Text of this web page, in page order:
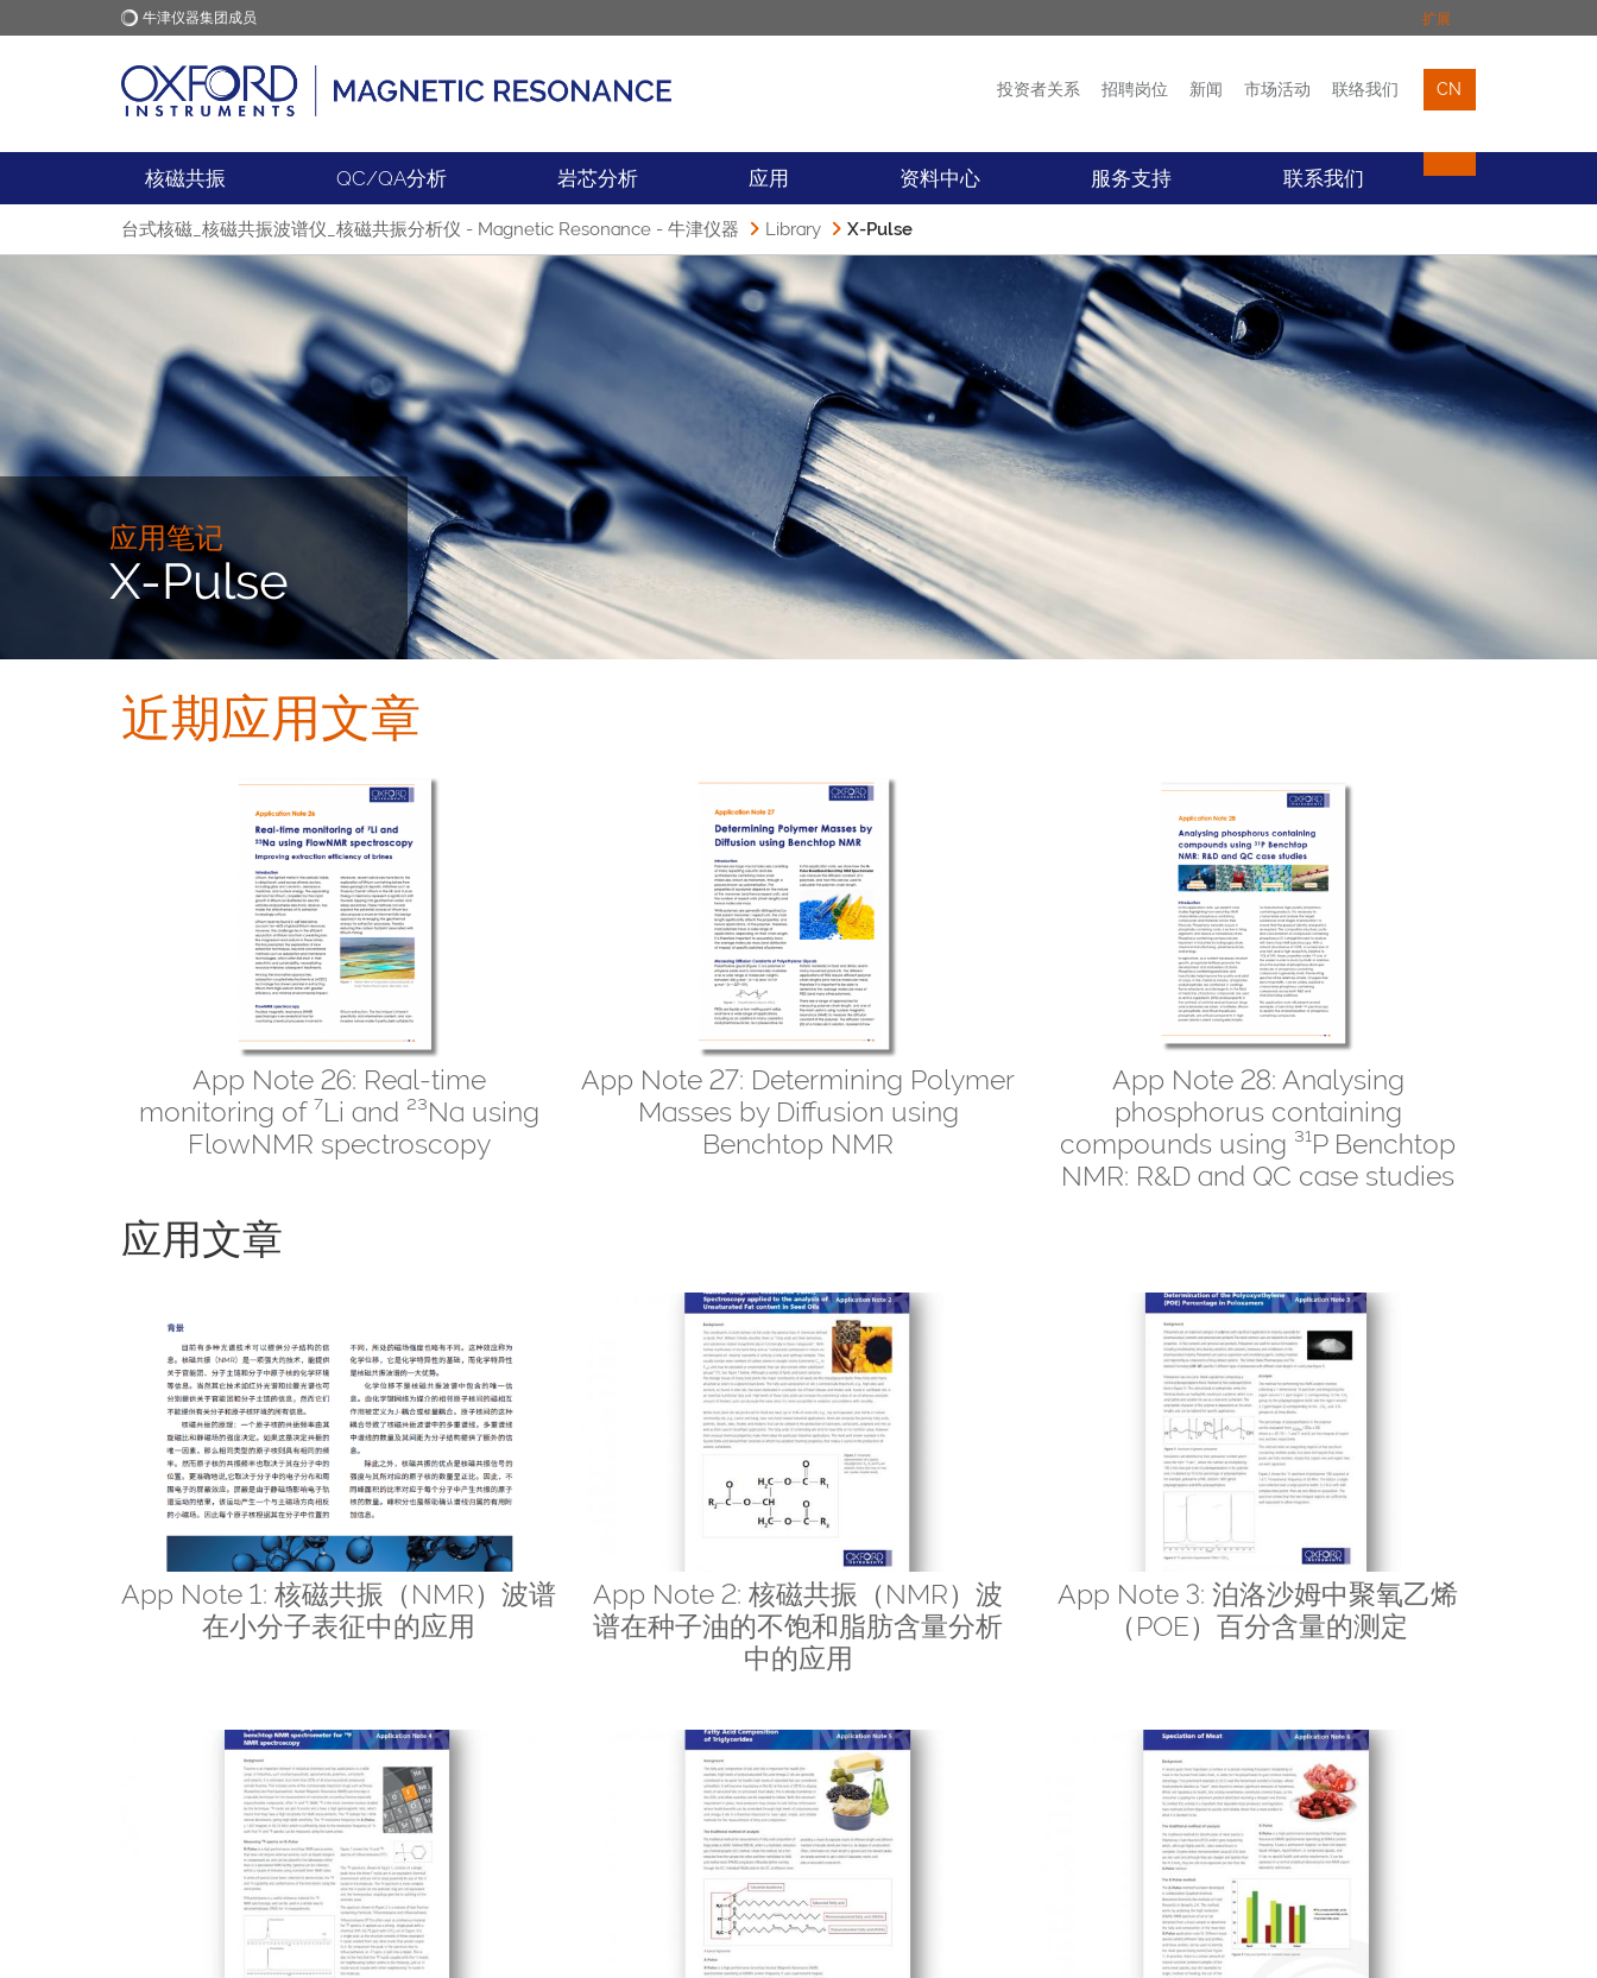
牛津仪器集团成员 扩展
牛津仪器 应用 市场活动 联络我们
投资者关系 招聘岗位 新闻 市场活动 联络我们 CN
核磁共振 QC/QA分析 岩芯分析 应用 资料中心 服务支持 联系我们
台式核磁_核磁共振波谱仪_核磁共振分析仪 - Magnetic Resonance - 牛津仪器 Library X-Pulse
应用笔记
X-Pulse
近期应用文章
App Note 26: Real-time
monitoring of ⁷Li and ²³Na using
FlowNMR spectroscopy
App Note 27: Determining Polymer
Masses by Diffusion using
Benchtop NMR
App Note 28: Analysing
phosphorus containing
compounds using ³¹P Benchtop
NMR: R&D and QC case studies
应用文章
App Note 1: 核磁共振（NMR）波谱
在小分子表征中的应用
App Note 2: 核磁共振（NMR）波
谱在种子油的不饱和脂肪含量分析
中的应用
App Note 3: 泊洛沙姆中聚氧乙烯
（POE）百分含量的测定